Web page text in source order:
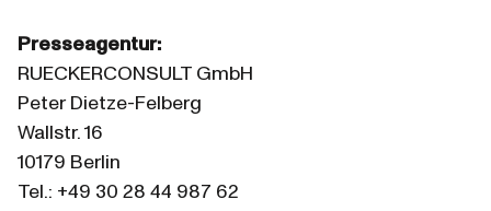
Presseagentur:
RUECKERCONSULT GmbH
Peter Dietze-Felberg
Wallstr. 16
10179 Berlin
Tel.: +49 30 28 44 987 62